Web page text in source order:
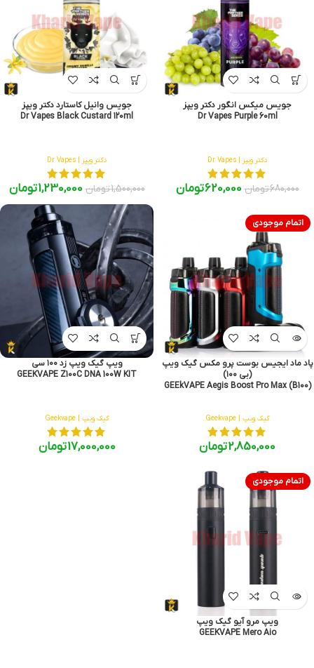
جویس میکس انگور دکتر ویپز
Dr Vapes Purple 60ml
دکتر ویپز | Dr Vapes
680,000تومان 620,000تومان
جویس وانیل کاستارد دکتر ویپز
Dr Vapes Black Custard 120ml
دکتر ویپز | Dr Vapes
1,500,000تومان 1,230,000تومان
اتمام موجودی
پاد ماد ایجیس بوست پرو مکس گیک ویپ
(بی ۱۰۰)
GEEkVAPE Aegis Boost Pro Max (B100)
گیک ویپ | Geekvape
2,850,000تومان
ویپ گیک ویپ زد ۱۰۰ سی
GEEKVAPE Z100C DNA 100W KIT
گیک ویپ | Geekvape
17,000,000تومان
اتمام موجودی
ویپ مرو آیو گیک ویپ
GEEKVAPE Mero Aio